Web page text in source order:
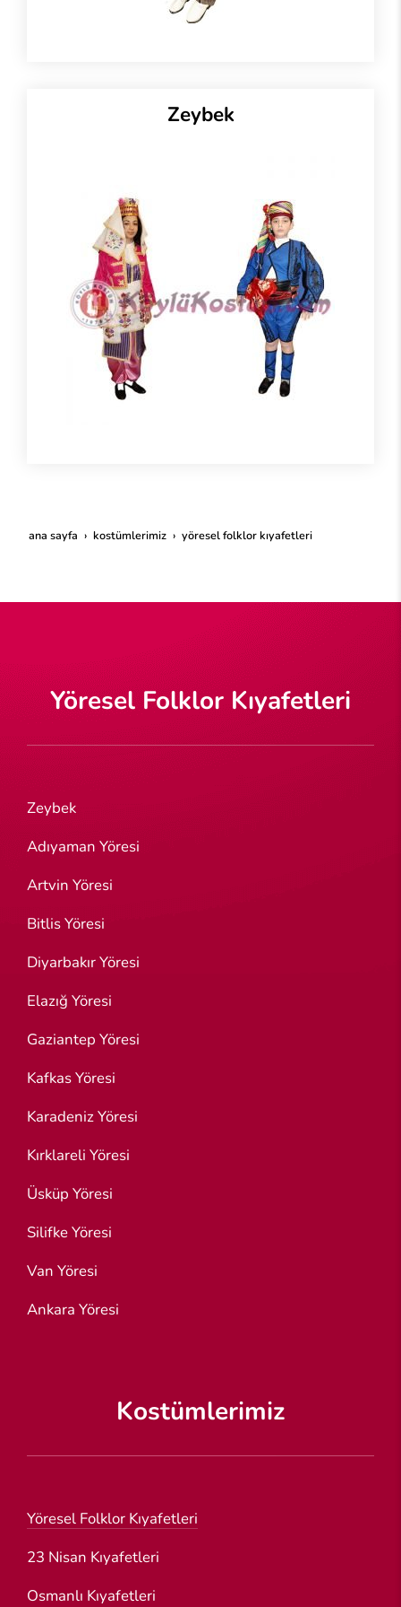
Zeybek
ana sayfa kostümlerimiz yöresel folklor kıyafetleri
Yöresel Folklor Kıyafetleri
Zeybek
Adıyaman Yöresi
Artvin Yöresi
Bitlis Yöresi
Diyarbakır Yöresi
Elazığ Yöresi
Gaziantep Yöresi
Kafkas Yöresi
Karadeniz Yöresi
Kırklareli Yöresi
Üsküp Yöresi
Silifke Yöresi
Van Yöresi
Ankara Yöresi
Kostümlerimiz
Yöresel Folklor Kıyafetleri
23 Nisan Kıyafetleri
Osmanlı Kıyafetleri